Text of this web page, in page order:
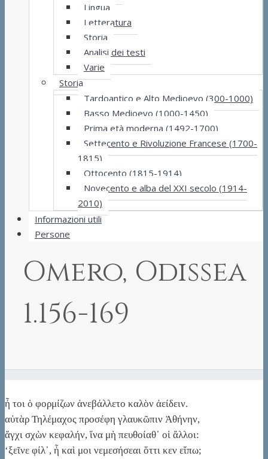
Lingua
Letteratura
Storia
Analisi dei testi
Varie
Storia
Tardoantico e Alto Medioevo (300-1000)
Basso Medioevo (1000-1450)
Prima età moderna (1492-1700)
Settecento e Rivoluzione Francese (1700-
1815)
Ottocento (1815-1914)
Novecento e alba del XXI secolo (1914-
2010)
Informazioni utili
Persone
Omero, Odissea
1.156-169
ἦ τοι ὁ φορμίζων ἀνεβάλλετο καλὸν ἀείδειν.
αὐτὰρ Τηλέμαχος προσέφη γλαυκῶπιν Ἀθήνην,
ἄγχι σχὼν κεφαλήν, ἵνα μὴ πευθοίαθ᾽ οἱ ἄλλοι:
‘ξεῖνε φίλ᾽, ἦ καὶ μοι νεμεσήσεαι ὅττι κεν εἴπω;